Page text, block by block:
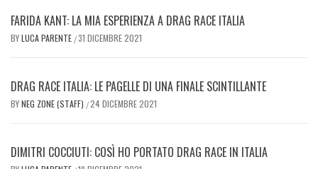
FARIDA KANT: LA MIA ESPERIENZA A DRAG RACE ITALIA
BYLUCA PARENTE /31 DICEMBRE 2021
DRAG RACE ITALIA: LE PAGELLE DI UNA FINALE SCINTILLANTE
BYNEG ZONE (STAFF) /24 DICEMBRE 2021
DIMITRI COCCIUTI: COSÌ HO PORTATO DRAG RACE IN ITALIA